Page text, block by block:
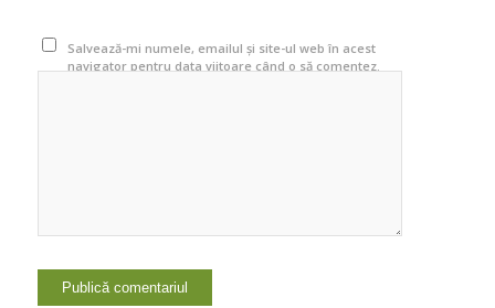
Salvează-mi numele, emailul și site-ul web în acest
navigator pentru data viitoare când o să comentez.